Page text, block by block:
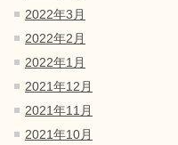
2022年3月
2022年2月
2022年1月
2021年12月
2021年11月
2021年10月